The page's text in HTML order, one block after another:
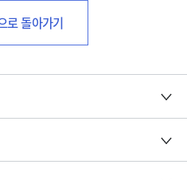
로 돌아가기